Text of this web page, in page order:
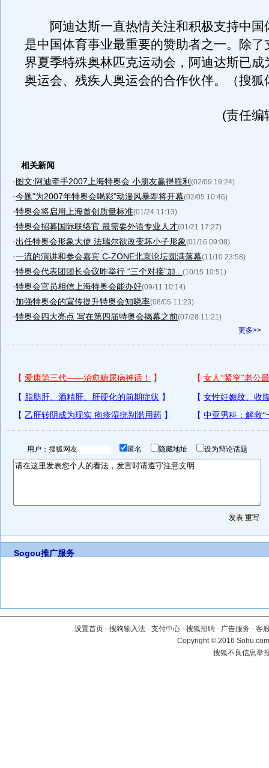
阿迪达斯一直热情关注和积极支持中国
是中国体育事业最重要的赞助者之一。除
界夏季特殊奥林匹克运动会，阿迪达斯已
奥运会、残疾人奥运会的合作伙伴。（搜狐
(责任编
相关新闻
·图文:阿迪牵手2007上海特奥会 小朋友赢得胜利 (02/09 19:24)
·今题"为2007年特奥会喝彩"动漫风暴即将开幕(02/05 10:46)
·特奥会将启用上海首创质量标准(01/24 11:13)
·特奥会招募国际联络官 最需要外语专业人才(01/21 17:27)
·出任特奥会形象大使 法瑞尔欲改变坏小子形象(01/16 09:08)
·一流的演讲和参会嘉宾 C-ZONE北京论坛圆满落幕(11/10 23:58)
·特奥会代表团团长会议昨举行 “三个对接”加... (10/15 10:51)
·特奥会官员相信上海特奥会能办好(09/11 10:14)
·加强特奥会的宣传提升特奥会知晓率(08/05 11:23)
·特奥会四大亮点 写在第四届特奥会揭幕之前(07/28 11:21)
更多>>
用户： 匿名 隐藏地址 设为辩论话题
Sogou推广服务
设置首页 - 搜狗输入法 - 支付中心 - 搜狐招聘 - 广告服务 - 客
Copyright©2016
搜狐不良信息举